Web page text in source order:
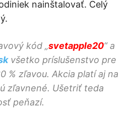
nainštalovať. Celý
kód „svetapple20“ a
všetko príslušenstvo pre
% zľavou. Akcia platí aj na
zľavnené. Ušetriť teda
peňazí.